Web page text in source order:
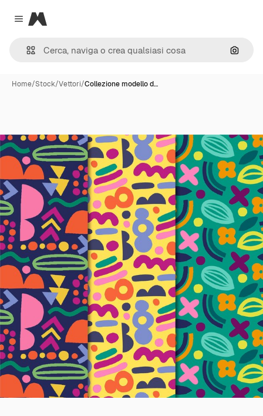
Close menu
Magnific
Cerca
Home/Stock/Vettori/Collezione modello d…